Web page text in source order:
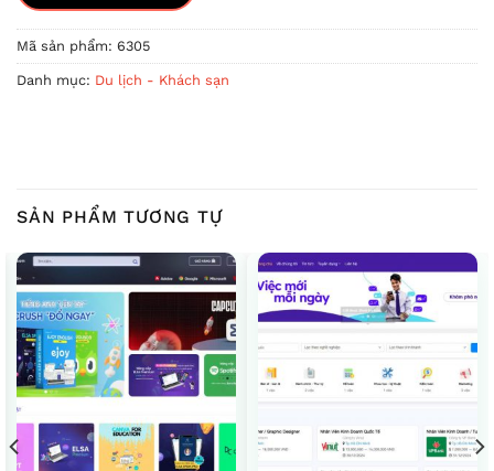
Mã sản phẩm: 6305
Danh mục: Du lịch - Khách sạn
SẢN PHẨM TƯƠNG TỰ